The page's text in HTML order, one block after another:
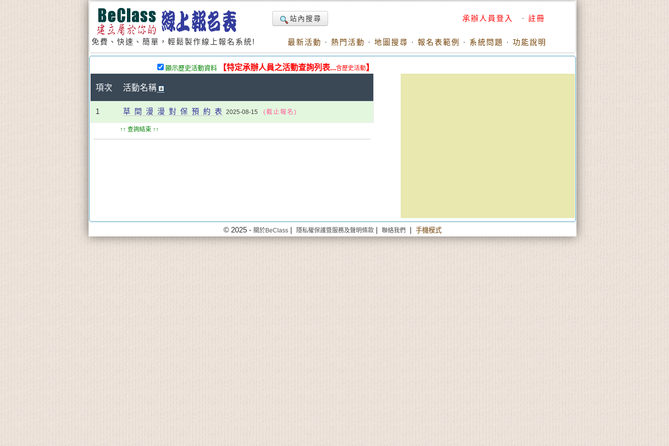
免費、快速、簡單，輕鬆製作線上報名系統!
站內搜尋 承辦人員登入 · 註冊
最新活動 · 熱門活動 · 地圖搜尋 · 報名表範例 · 系統問題 · 功能說明
顯示歷史活動資料 【特定承辦人員之活動查詢列表...含歷史活動】
項次 活動名稱
1 草 間 漫 漫 對 保 預 約 表 2025-08-15 (截止報名)
↑↑ 查詢結束 ↑↑
© 2025 - 關於BeClass | 隱私權保護暨服務及聲明條款 | 聯絡我們 | 手機模式